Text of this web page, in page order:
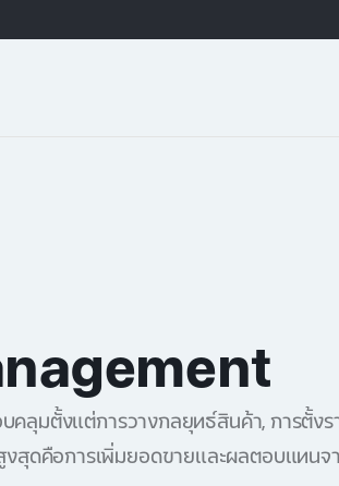
คลุมตั้งแต่การวางกลยุทธ์สินค้า, การตั้ง
สุดคือการเพิ่มยอดขายและผลตอบแทน